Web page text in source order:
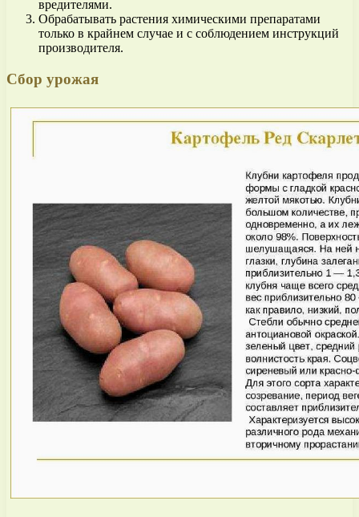
вредителями.
Обрабатывать растения химическими препаратами
только в крайнем случае и с соблюдением инструкций
производителя.
Сбор урожая